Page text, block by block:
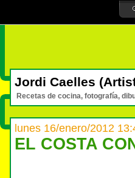
Jordi Caelles
Recetas de cocina, fotografía,
lunes 16/enero/2012
EL COSTA